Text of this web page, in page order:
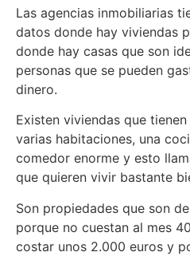
Las agencias inmobiliarias
datos donde hay viviendas
donde hay casas que son
personas que se pueden
dinero.
Existen viviendas que
varias habitaciones, una
comedor enorme y esto
que quieren vivir bastante
Son propiedades que son
porque no cuestan al mes
costar unos 2.000 euros y